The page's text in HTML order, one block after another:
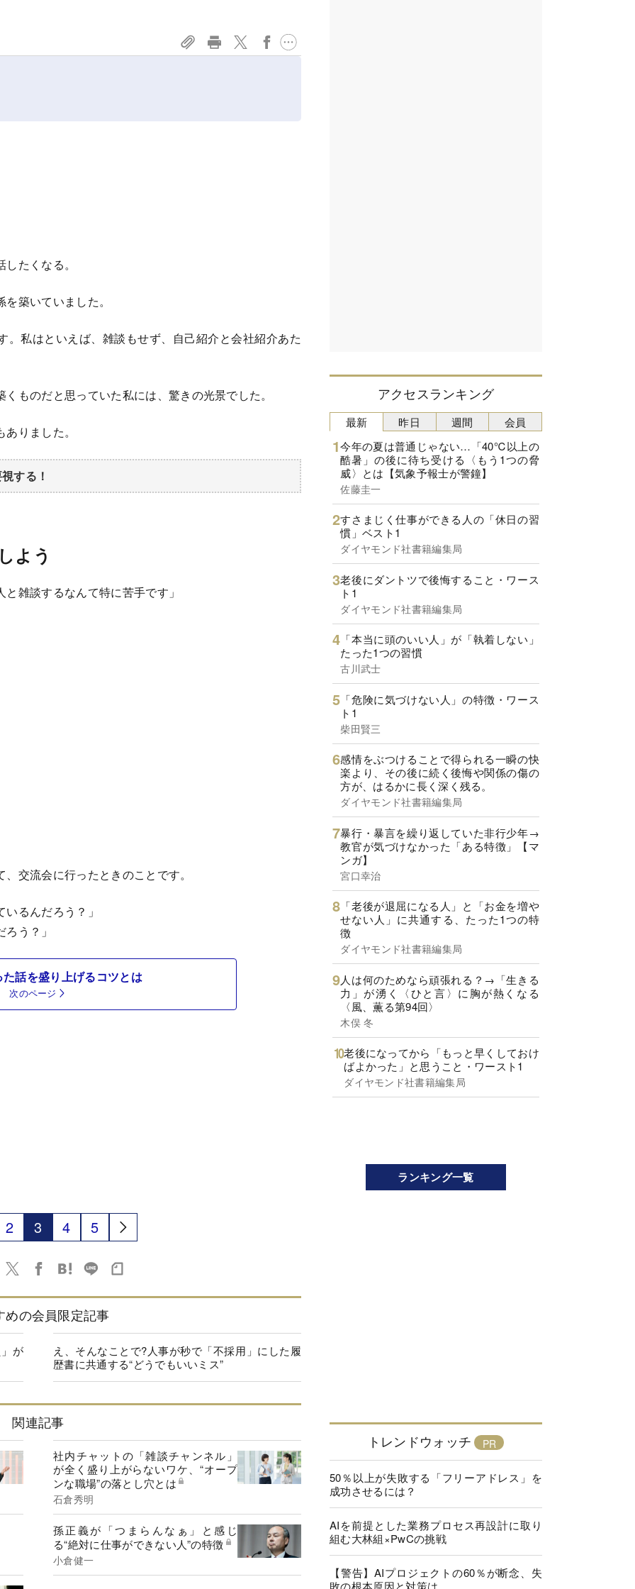
たくなる。
築いていました。
私はといえば、雑談もせず、自己紹介と会社紹介あた
ものだと思っていた私には、驚きの光景でした。
りました。
する！
よう
雑談するなんて特に苦手です」
交流会に行ったときのことです。
るんだろう？」
う？」
た話を盛り上げるコツとは
次のページ
2 3 4 5
めの会員限定記事
が
え、そんなことで?人事が秒で「不採用」にした履
歴書に共通する“どうでもいいミス”
関連記事
社内チャットの「雑談チャンネル」
が全く盛り上がらないワケ、“オープ
ンな職場”の落とし穴とは
石倉秀明
孫正義が「つまらんなぁ」と感じ
る“絶対に仕事ができない人”の特徴
小倉健一
アクセスランキング
最新
今年の夏は普通じゃない…「40℃以上の
酷暑」の後に待ち受ける〈もう1つの脅
威〉とは【気象予報士が警鐘】
佐藤圭一
すさまじく仕事ができる人の「休日の習
慣」ベスト1
ダイヤモンド社書籍編集局
老後にダントツで後悔すること・ワース
ト1
ダイヤモンド社書籍編集局
「本当に頭のいい人」が「執着しない」
たった1つの習慣
古川武士
「危険に気づけない人」の特徴・ワース
ト1
柴田賢三
感情をぶつけることで得られる一瞬の快
楽より、その後に続く後悔や関係の傷の
方が、はるかに長く深く残る。
ダイヤモンド社書籍編集局
暴行・暴言を繰り返していた非行少年→
教官が気づけなかった「ある特徴」【マ
ンガ】
宮口幸治
「老後が退屈になる人」と「お金を増や
せない人」に共通する、たった1つの特
徴
ダイヤモンド社書籍編集局
人は何のためなら頑張れる？→「生きる
力」が湧く〈ひと言〉に胸が熱くなる
〈風、薫る第94回〉
木俣 冬
老後になってから「もっと早くしておけ
ばよかった」と思うこと・ワースト1
ダイヤモンド社書籍編集局
昨日 週間 会員
ランキング一覧
トレンドウォッチ
50％以上が失敗する「フリーアドレス」を
成功させるには？
AIを前提とした業務プロセス再設計に取り
組む大林組×PwCの挑戦
【警告】AIプロジェクトの60％が断念、失
敗の根本原因と対策は